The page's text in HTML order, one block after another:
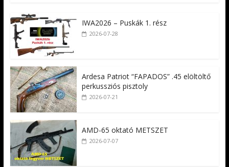
IWA2026 – Puskák 1. rész
2026-07-28
Ardesa Patriot “FAPADOS” .45 elöltöltő
perkussziós pisztoly
2026-07-21
AMD-65 oktató METSZET
2026-07-07